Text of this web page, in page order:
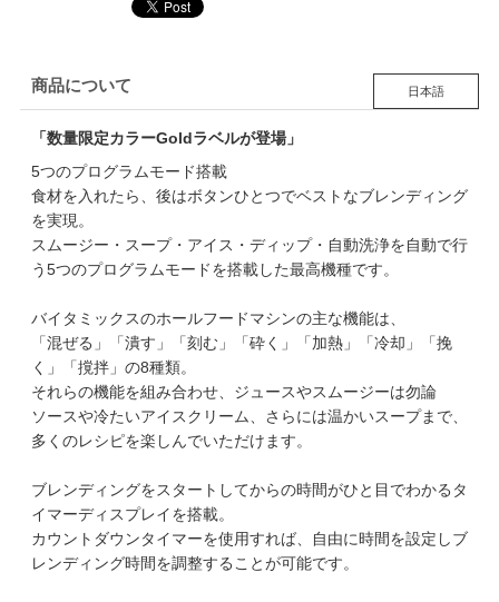
商品について 日本語
「数量限定カラーGoldラベルが登場」
5つのプログラムモード搭載
食材を入れたら、後はボタンひとつでベストなブレンディング
を実現。
スムージー・スープ・アイス・ディップ・自動洗浄を自動で行
う5つのプログラムモードを搭載した最高機種です。
バイタミックスのホールフードマシンの主な機能は、
「混ぜる」「潰す」「刻む」「砕く」「加熱」「冷却」「挽
く」「撹拌」の8種類。
それらの機能を組み合わせ、ジュースやスムージーは勿論
ソースや冷たいアイスクリーム、さらには温かいスープまで、
多くのレシピを楽しんでいただけます。
ブレンディングをスタートしてからの時間がひと目でわかるタ
イマーディスプレイを搭載。
カウントダウンタイマーを使用すれば、自由に時間を設定しブ
レンディング時間を調整することが可能です。